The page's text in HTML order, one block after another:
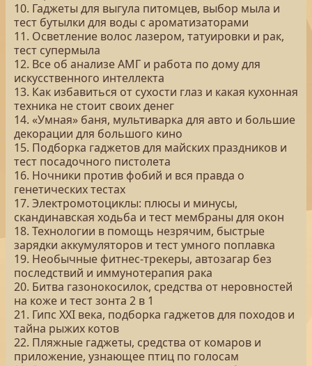
10. Гаджеты для выгула питомцев, выбор мыла и
тест бутылки для воды с ароматизаторами
11. Осветление волос лазером, татуировки и рак,
тест супермыла
12. Все об анализе АМГ и работа по дому для
искусственного интеллекта
13. Как избавиться от сухости глаз и какая кухонная
техника не стоит своих денег
14. «Умная» баня, мультиварка для авто и большие
декорации для большого кино
15. Подборка гаджетов для майских праздников и
тест посадочного пистолета
16. Ночники против фобий и вся правда о
генетических тестах
17. Электромотоциклы: плюсы и минусы,
скандинавская ходьба и тест мембраны для окон
18. Технологии в помощь незрячим, быстрые
зарядки аккумуляторов и тест умного поплавка
19. Необычные фитнес-трекеры, автозагар без
последствий и иммунотерапия рака
20. Битва газонокосилок, средства от неровностей
на коже и тест зонта 2 в 1
21. Гипс XXI века, подборка гаджетов для походов и
тайна рыжих котов
22. Пляжные гаджеты, средства от комаров и
приложение, узнающее птиц по голосам